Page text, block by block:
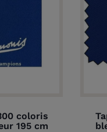
coloris
195 cm